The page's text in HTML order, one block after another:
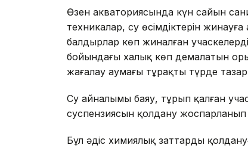
Өзен акваториясында күн сайын
техникалар, су өсімдіктерін
балдырлар көп жиналған
бойындағы халық көп демалатын
жағалау аумағы тұрақты түрде
Су айналымы баяу, тұрып қалған
суспензиясын қолдану
Бұл әдіс химиялық заттарды